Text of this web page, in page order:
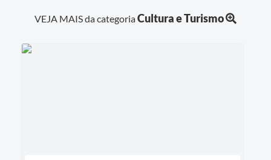
VEJA MAIS da categoriaCultura e Turismo